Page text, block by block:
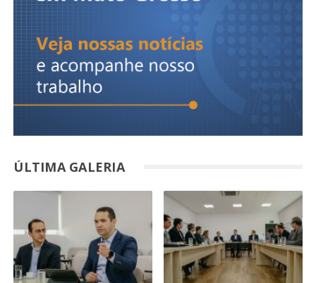
ÚLTIMA GALERIA